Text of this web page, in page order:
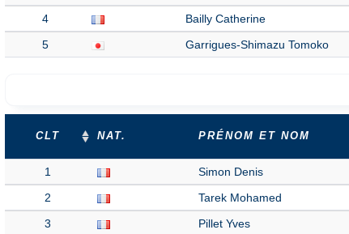
4
Bailly Catherine
5
Garrigues-Shimazu Tomoko
CLT NAT. PRÉNOM ET NOM
1 Simon Denis
2
Tarek Mohamed
3
Pillet Yves